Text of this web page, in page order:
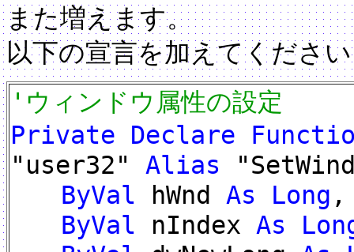
また増えます。
以下の宣言を加えてくださ
'ウィンドウ属性の設定
Private Declare
"user32" Alias
ByVal hWnd As Long ,
ByVal nIndex As